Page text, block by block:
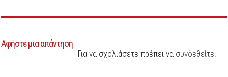
Αφήστε μια απάντηση
Για να σχολιάσετε πρέπει να συνδεθείτε